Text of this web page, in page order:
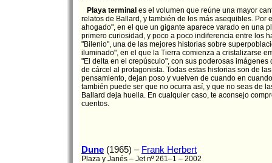
Playa terminal es el volumen que reúne una mayor
relatos de Ballard, y también de los más asequibles. Por
ahogado", en el que un gigante aparece varado en una
primero curiosidad, y poco a poco indiferencia entre los
"Bilenio", una de las mejores historias sobre
iluminado", en el que la Tierra comienza a cristalizarse
"El delta en el crepúsculo", con sus poderosas imágenes
de cárcel al protagonista. Todas estas historias son de
pensamiento, dejan poso y vuelven de cuando en
también puede ser que no ocurra así, y que no seas de
Ballard deja huella. En cualquier caso, te aconsejo
cuentos.
Dune (1965) – Frank Herbert
Plaza y Janés – Jet nº 261–1 – 2002